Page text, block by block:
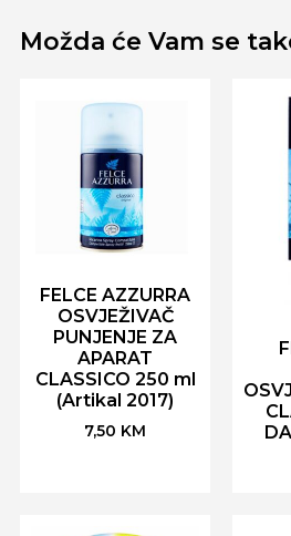
Možda će Vam se
FELCE AZZURRA
OSVJEŽIVAČ
PUNJENJE ZA
APARAT
CLASSICO 250 ml
(Artikal 2017)
7,50 KM